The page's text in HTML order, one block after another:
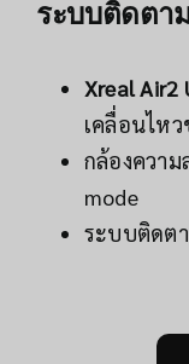
ระบบติดตา
Xreal Air2
เคลื่อนไห
กล้องควา
mode
ระบบติดต